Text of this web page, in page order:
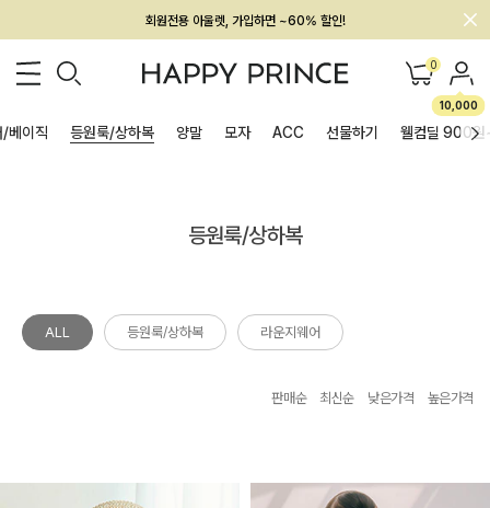
회원전용 아울렛, 가입하면 ~60% 할인!
멤버십 최대 28,000원 혜택 0
10,000
/베이직 등원룩/상하복 양말 모자 ACC 선물하기 웰컴딜 900원
등원룩/상하복
ALL 등원룩/상하복 라운지웨어
판매순 최신순 낮은가격 높은가격